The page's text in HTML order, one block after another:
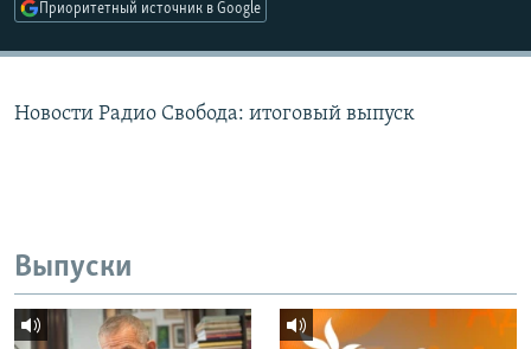
Приоритетный источник в Google
Новости Радио Свобода: итоговый выпуск
Выпуски